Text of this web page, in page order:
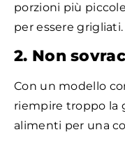
porzioni più
per essere grigliati.
2. Non
Con un modello
riempire troppo la
alimenti per una